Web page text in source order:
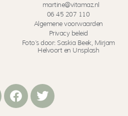
martine@vitamaz.nl
06 45 207 110
Algemene voorwaarden
Privacy beleid
Foto’s door: Saskia Beek, Mirjam
Helvoort en Unsplash